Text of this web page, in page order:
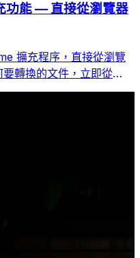
能 — 直接從瀏覽器
擴充程序，直接從瀏覽
轉換的文件，立即從